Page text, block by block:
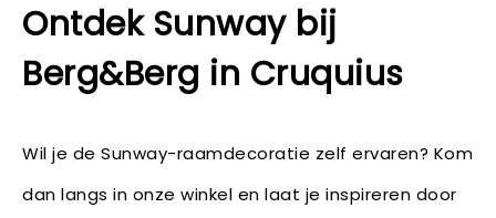
Ontdek Sunway bij
Berg&Berg in Cruquius
Wil je de Sunway-raamdecoratie zelf ervaren? Kom
dan langs in onze winkel en laat je inspireren door